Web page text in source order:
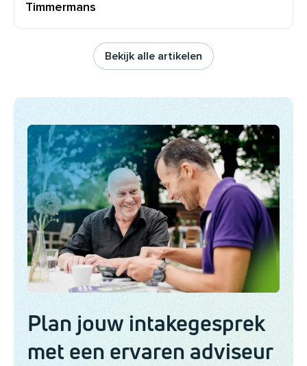
Timmermans
Bekijk alle artikelen
Plan jouw intakegesprek
met een ervaren adviseur